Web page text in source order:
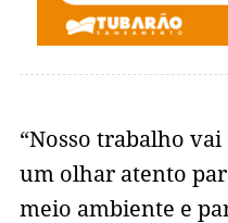
“Nosso trabalho vai
um olhar atento
meio ambiente e